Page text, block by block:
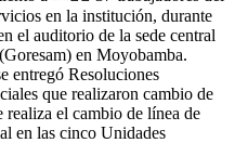
en la institución, durante
el auditorio de la sede central
en Moyobamba.
entregó Resoluciones
que realizaron cambio de
el cambio de línea de
en las cinco Unidades